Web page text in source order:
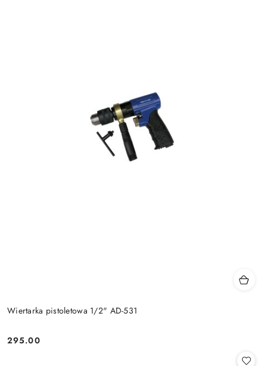
Wiertarka pistoletowa 1/2" AD-531
Cena:
295.00